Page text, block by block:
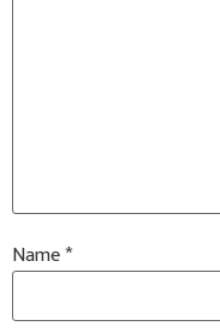
Name*